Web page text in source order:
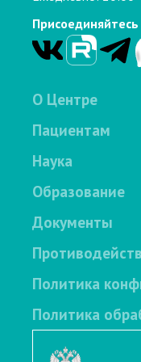
О Центре
Пациентам
Наука
Образование
Документы
Политика
Политика